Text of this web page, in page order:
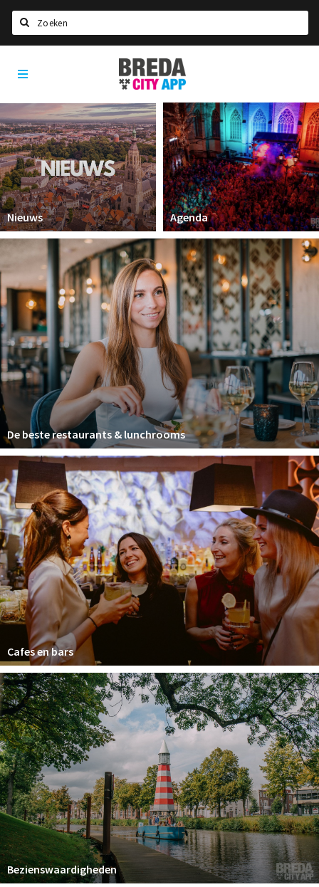
Home
Agenda
Deals
Party pics
Nieuws, interviews & blogs
Eten
Drinken
Slapen
Recreatief
Winkels
Winkelgebieden
Parkeren
Bezienswaardigheden
Musea, theaters & podia
Uitjes & activiteiten
Toeristische routes
Natuurgebieden
Baroniepoorten
Sport
Privacy
Inloggen
Breda
City
App
Nieuws Agenda
De beste restaurants & lunchrooms
Cafes en bars
Bezienswaardigheden